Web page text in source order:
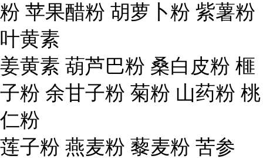
粉 苹果醋粉 胡萝卜粉 紫薯粉
叶黄素
姜黄素 葫芦巴粉 桑白皮粉 榧
子粉 余甘子粉 菊粉 山药粉 桃
仁粉
莲子粉 燕麦粉 藜麦粉 苦参